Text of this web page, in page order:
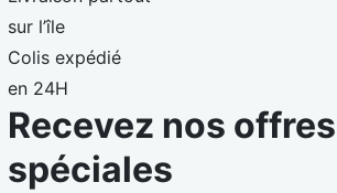
sur l’île
Colis expédié
en 24H
Recevez nos offres
spéciales